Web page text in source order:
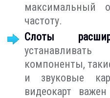
максимальный
частоту.
Слоты
компоненты,
и звуковые
видеокарт